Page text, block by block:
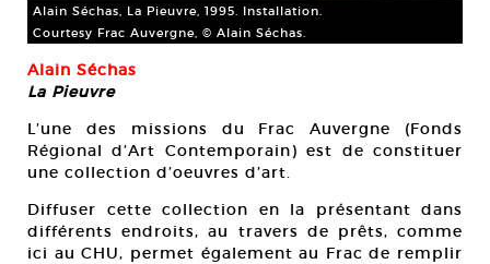
Alain Séchas, La Pieuvre, 1995. Installation.
Courtesy Frac Auvergne, © Alain Séchas.
Alain Séchas
La Pieuvre
L’une des missions du Frac Auvergne (Fonds
Régional d’Art Contemporain) est de constituer
une collection d’oeuvres d’art.
Diffuser cette collection en la présentant dans
différents endroits, au travers de prêts, comme
ici au CHU, permet également au Frac de remplir